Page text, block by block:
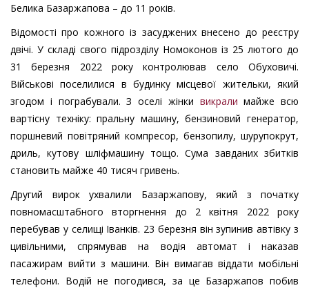
Белика Базаржапова – до 11 років.
Відомості про кожного із засуджених внесено до реєстру
двічі. У складі свого підрозділу Номоконов із 25 лютого до
31 березня 2022 року контролював село Обуховичі.
Військові поселилися в будинку місцевої жительки, який
згодом і пограбували. З оселі жінки викрали майже всю
вартісну техніку: пральну машину, бензиновий генератор,
поршневий повітряний компресор, бензопилу, шурупокрут,
дриль, кутову шліфмашину тощо. Сума завданих збитків
становить майже 40 тисяч гривень.
Другий вирок ухвалили Базаржапову, який з початку
повномасштабного вторгнення до 2 квітня 2022 року
перебував у селищі Іванків. 23 березня він зупинив автівку з
цивільними, спрямував на водія автомат і наказав
пасажирам вийти з машини. Він вимагав віддати мобільні
телефони. Водій не погодився, за це Базаржапов побив